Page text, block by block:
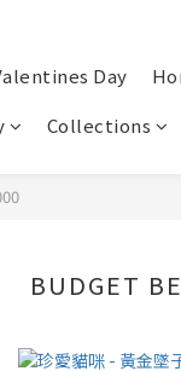
Day
Collections
BUDGET